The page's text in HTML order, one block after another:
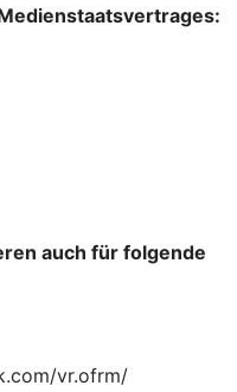
auch für folgende
vr.ofrm/